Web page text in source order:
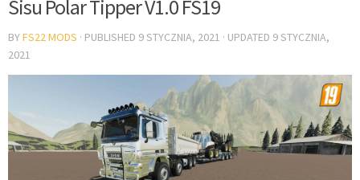
Sisu Polar Tipper V1.0 FS19
BYFS22 MODS · PUBLISHED 9 STYCZNIA, 2021 · UPDATED 9 STYCZNIA,
2021